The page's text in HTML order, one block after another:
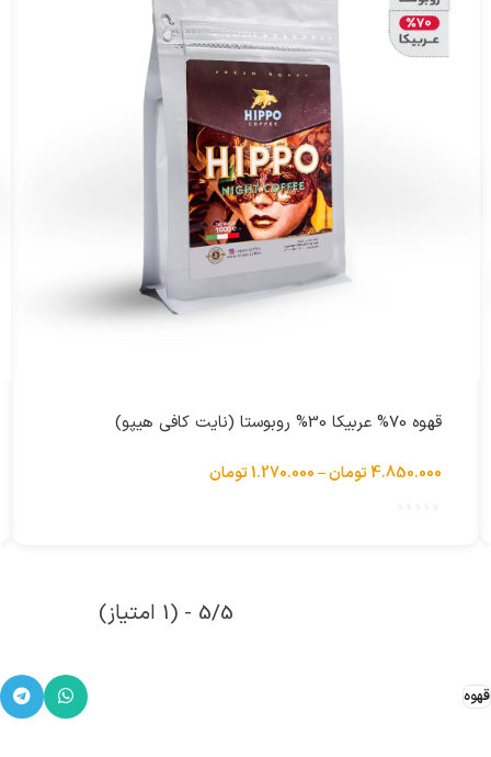
قهوه 70% عربیکا 30% روبوستا (نایت کافی هیپو)
4.850.000تومان–
1.270.000تومان
5/5 - (1 امتیاز)
قهوه